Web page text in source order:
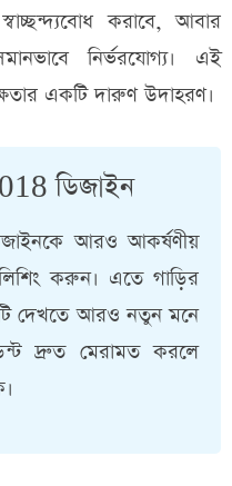
করাবে, আবার
নির্ভরযোগ্য। এই
একটি দারুণ উদাহরণ।
ডিজাইন
আরও আকর্ষণীয়
করুন। এতে গাড়ির
দেখতে আরও নতুন মনে
দ্রুত মেরামত করলে